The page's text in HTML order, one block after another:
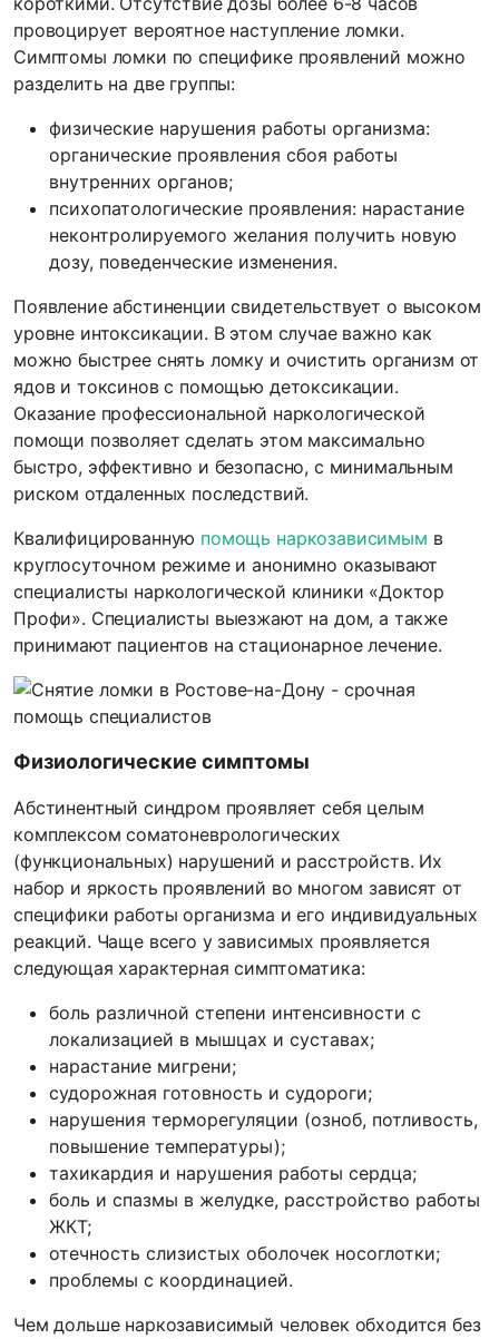
провоцирует вероятное наступление ломки.
Симптомы ломки по специфике проявлений можно
разделить на две группы:
физические нарушения работы организма:
органические проявления сбоя работы
внутренних органов;
психопатологические проявления: нарастание
неконтролируемого желания получить новую
дозу, поведенческие изменения.
Появление абстиненции свидетельствует о высоком
уровне интоксикации. В этом случае важно как
можно быстрее снять ломку и очистить организм от
ядов и токсинов с помощью детоксикации.
Оказание профессиональной наркологической
помощи позволяет сделать этом максимально
быстро, эффективно и безопасно, с минимальным
риском отдаленных последствий.
Квалифицированную помощь наркозависимым в
круглосуточном режиме и анонимно оказывают
специалисты наркологической клиники «Доктор
Профи». Специалисты выезжают на дом, а также
принимают пациентов на стационарное лечение.
Физиологические симптомы
Абстинентный синдром проявляет себя целым
комплексом соматоневрологических
(функциональных) нарушений и расстройств. Их
набор и яркость проявлений во многом зависят от
специфики работы организма и его индивидуальных
реакций. Чаще всего у зависимых проявляется
следующая характерная симптоматика:
боль различной степени интенсивности с
локализацией в мышцах и суставах;
нарастание мигрени;
судорожная готовность и судороги;
нарушения терморегуляции (озноб, потливость,
повышение температуры);
тахикардия и нарушения работы сердца;
боль и спазмы в желудке, расстройство работы
ЖКТ;
отечность слизистых оболочек носоглотки;
проблемы с координацией.
Чем дольше наркозависимый человек обходится без